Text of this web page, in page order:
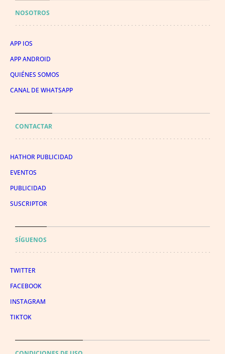
NOSOTROS
APP IOS
APP ANDROID
QUIÉNES SOMOS
CANAL DE WHATSAPP
CONTACTAR
HATHOR PUBLICIDAD
EVENTOS
PUBLICIDAD
SUSCRIPTOR
SÍGUENOS
TWITTER
FACEBOOK
INSTAGRAM
TIKTOK